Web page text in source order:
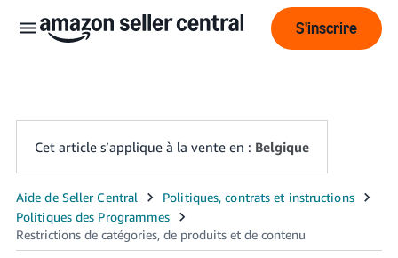
BE
S'inscrire
Cet article s’applique à la vente en : Belgique